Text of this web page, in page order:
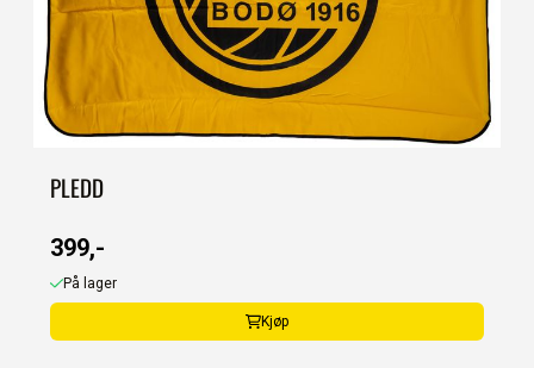
PLEDD
399,-
På lager
Kjøp